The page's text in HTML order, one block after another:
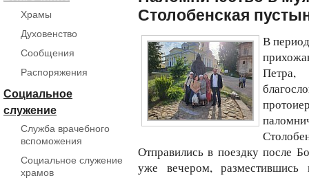
Храмы
Духовенство
Сообщения
Распоряжения
Социальное
служение
Служба врачебного
вспоможения
Социальное служение
храмов
Столобенская
В
Отправились в поездку после
уже вечером,